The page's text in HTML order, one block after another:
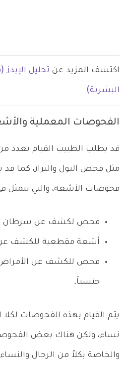
اكتشف المزيد عن تحليل
البشرية)
الفحوصات المعملية
قد يطلب الطبيب القيام بعدد
مثل فحص البول والبراز، كما
فحوصات الأشعة، والتي تتمثل
فحص لكشف عن سرطان
أشعة مقطعية للكشف عن
فحص للكشف عن الأمراض
جنسياً.
يتم القيام بهذه الفحوصات
نساء، ولكن هناك بعض
والخاصة بكلاً من الرجال